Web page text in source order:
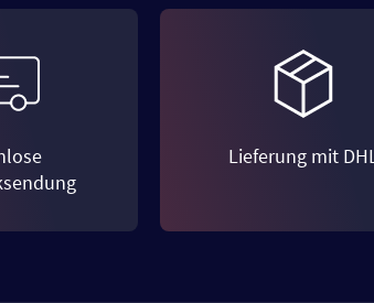
Lieferung mit DHL